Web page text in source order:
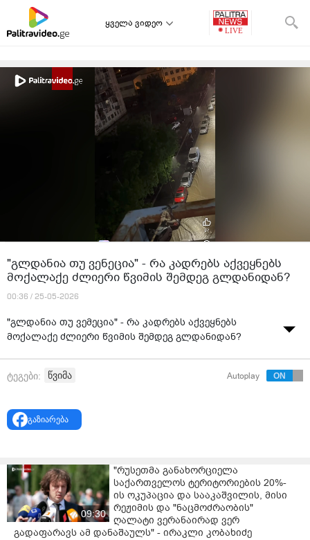
ყველა ვიდეო
"გლდანია თუ ვენეცია" - რა კადრებს აქვეყნებს
მოქალაქე ძლიერი წვიმის შემდეგ გლდანიდან?
00:36 / 25-05-2026
"გლდანია თუ ვემეცია" - რა კადრებს აქვეყნებს
მოქალაქე ძლიერი წვიმის შემდეგ გლდანიდან?
ტეგები: წვიმა Autoplay
გაზიარება
09:30
"რუსეთმა განახორციელა
საქართველოს ტერიტორიების 20%-
ის ოკუპაცია და სააკაშვილის, მისი
რეჟიმის და "ნაცმოძრაობის"
ღალატი ვერანაირად ვერ
გადაფარავს ამ დანაშაულს" - ირაკლი კობახიძე